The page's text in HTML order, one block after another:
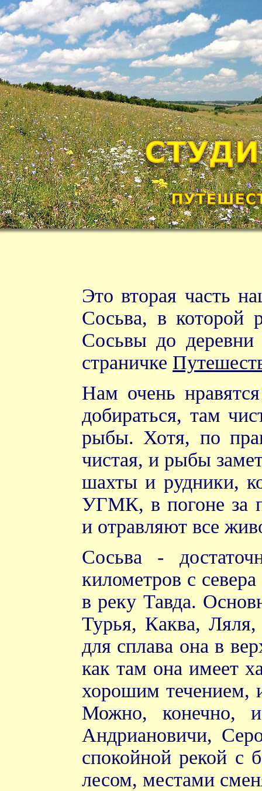
Это вторая часть
Сосьва, в которой
Сосьвы до деревни
страничке
Нам очень
добираться, там
рыбы. Хотя, по
чистая, и рыбы
шахты и рудники,
УГМК, в погоне за
и отравляют все
Сосьва -
километров с
в реку Тавда.
Турья, Каква, Ляля,
для сплава она в
как там она имеет
хорошим течением,
Можно, конечно,
Андриановичи,
спокойной рекой с
лесом, местами